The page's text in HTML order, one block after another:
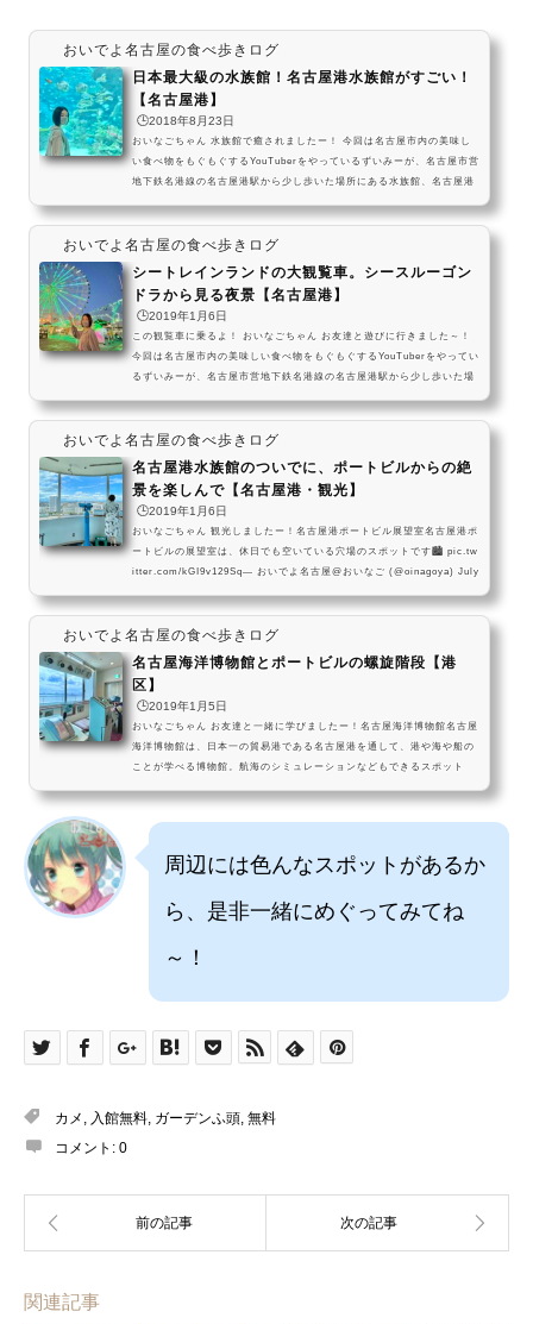
おいでよ名古屋の食べ歩きログ
日本最大級の水族館！名古屋港水族館がすごい！
【名古屋港】
🕒️2018年8月23日
おいなごちゃん 水族館で癒されましたー！ 今回は名古屋市内の美味し
い食べ物をもぐもぐするYouTuberをやっているずいみーが、名古屋市営
地下鉄名港線の名古屋港駅から少し歩いた場所にある水族館、名古屋港
水族館は、日本国内最大級の水族館です！ 名古屋港水族館って子供の頃
から名古屋に住んでいる名古屋市民なら、一度は来たことがある水族館
だと思うので、名古屋市民にとっては水族館っ...
おいでよ名古屋の食べ歩きログ
シートレインランドの大観覧車。シースルーゴン
ドラから見る夜景【名古屋港】
🕒️2019年1月6日
この観覧車に乗るよ！ おいなごちゃん お友達と遊びに行きました～！
今回は名古屋市内の美味しい食べ物をもぐもぐするYouTuberをやってい
るずいみーが、名古屋市営地下鉄名港線の名古屋港駅から少し歩いた場
の魅力を、一緒に見ていきましょう～！シートレインランド大観覧車の
シースルーゴンドラ シートレインランドの大観覧車といえば、上下左右
全てがスケスケになっている解放感がすごいゴ...
おいでよ名古屋の食べ歩きログ
名古屋港水族館のついでに、ポートビルからの絶
景を楽しんで【名古屋港・観光】
🕒️2019年1月6日
おいなごちゃん 観光しましたー！名古屋港ポートビル展望室名古屋港ポ
ートビルの展望室は、休日でも空いている穴場のスポットです🏙 pic.tw
itter.com/kGI9v129Sq— おいでよ名古屋@おいなご (@oinagoya) July
ら、名古屋の街を見渡そう。都会なんかじゃない事が、よくわかるよ。
pic.twitter.com/lG3TeUhx4z— おいでよ名古屋 (@oinagoya) 2016年1
2月13日 夏休み期間中は...
おいでよ名古屋の食べ歩きログ
名古屋海洋博物館とポートビルの螺旋階段【港
区】
🕒️2019年1月5日
おいなごちゃん お友達と一緒に学びましたー！名古屋海洋博物館名古屋
海洋博物館は、日本一の貿易港である名古屋港を通して、港や海や船の
ことが学べる博物館。航海のシミュレーションなどもできるスポット
は名古屋市内の美味しい食べ物をもぐもぐするYouTuberをやっているず
いみーが、名古屋市営地下鉄名港線の名古屋港駅から少し歩いた場所に
ある、名古屋海洋博物館を紹介します...
周辺には色んなスポットがあるか
ら、是非一緒にめぐってみてね
～！
カメ , 入館無料, ガーデンふ頭, 無料
コメント: 0
関連記事